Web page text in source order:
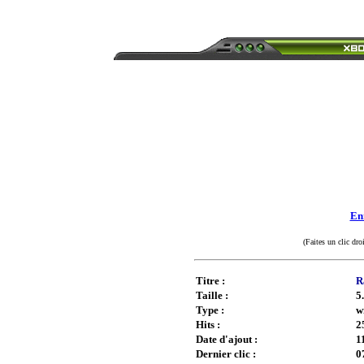
(Faites un clic
Titre :
Taille :
Type :
Hits :
Date d'ajout :
Dernier clic :